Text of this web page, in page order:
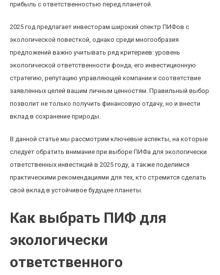
прибыль с ответственностью перед планетой.
2025 год предлагает инвесторам широкий спектр ПИФов с
экологической повесткой, однако среди многообразия
предложений важно учитывать ряд критериев: уровень
экологической ответственности фонда, его инвестиционную
стратегию, репутацию управляющей компании и соответствие
заявленных целей вашим личным ценностям. Правильный выбор
позволит не только получить финансовую отдачу, но и внести
вклад в сохранение природы.
В данной статье мы рассмотрим ключевые аспекты, на которые
следует обратить внимание при выборе ПИФа для экологически
ответственных инвестиций в 2025 году, а также поделимся
практическими рекомендациями для тех, кто стремится сделать
свой вклад в устойчивое будущее планеты.
Как выбрать ПИФ для
экологически
ответственного